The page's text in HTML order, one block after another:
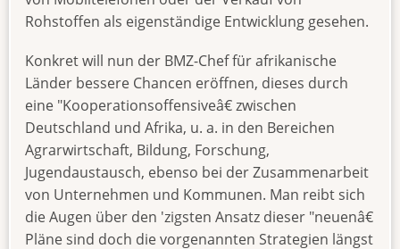
Rohstoffen als eigenständige Entwicklung gesehen.
Konkret will nun der BMZ-Chef für afrikanische
Länder bessere Chancen eröffnen, dieses durch
eine "Kooperationsoffensiveâ€ zwischen
Deutschland und Afrika, u. a. in den Bereichen
Agrarwirtschaft, Bildung, Forschung,
Jugendaustausch, ebenso bei der Zusammenarbeit
von Unternehmen und Kommunen. Man reibt sich
die Augen über den 'zigsten Ansatz dieser "neuenâ€
Pläne sind doch die vorgenannten Strategien längst